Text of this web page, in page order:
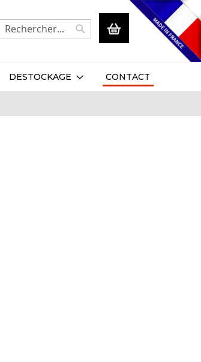
Mon panier
Rechercher
DESTOCKAGE CONTACT